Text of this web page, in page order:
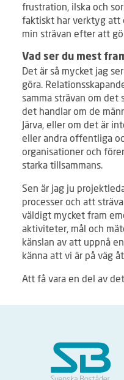
frustration, ilska och
faktiskt har verktyg att
min strävan efter att
Vad ser du mest
Det är så mycket jag
göra.
samma strävan om det
det handlar om de
Järva, eller om det är
eller andra offentliga
organisationer och
starka tillsammans.
Sen är jag ju
processer och att
väldigt mycket fram
aktiviteter, mål och
känslan av att uppnå
känna att vi är på väg
Att få vara en del av